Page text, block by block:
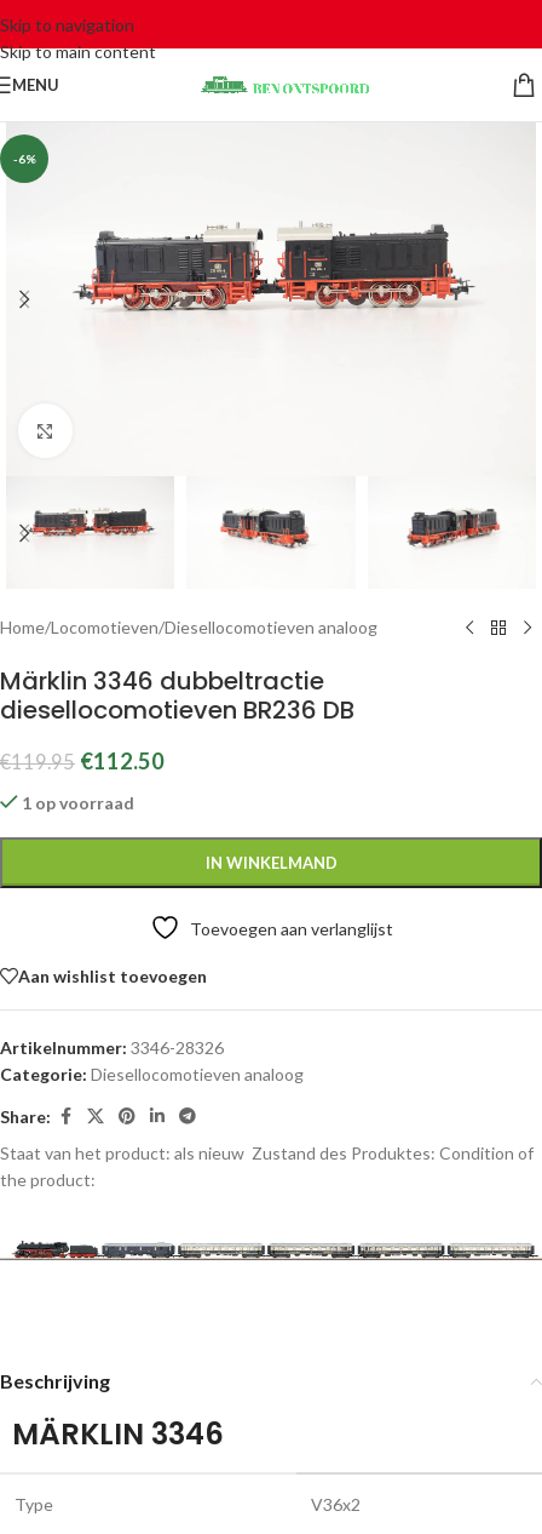
Skip to navigation
Skip to main content
MENU
-6%
Home/Locomotieven/Diesellocomotieven analoog
Märklin 3346 dubbeltractie
diesellocomotieven BR236 DB
€119.95 €112.50
1 op voorraad
IN WINKELMAND
Toevoegen aan verlanglijst
Aan wishlist toevoegen
Artikelnummer: 3346-28326
Categorie: Diesellocomotieven analoog
Share:
Staat van het product: als nieuw Zustand des Produktes: Condition of
the product:
Beschrijving
MÄRKLIN 3346
Type V36x2